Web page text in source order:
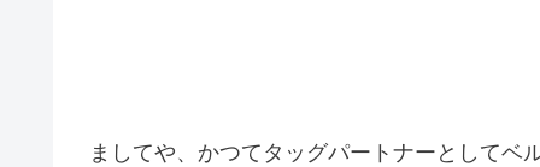
ましてや、かつてタッグパートナーとしてベ